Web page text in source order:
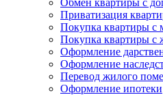
Обмен квартиры с
Приватизация
Покупка квартиры с
Покупка квартиры
Оформление
Оформление
Перевод жилого
Оформление ипотеки